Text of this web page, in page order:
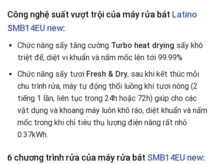
Công nghệ suất vượt trội của máy rửa bát Latino
SMB14EU new:
Chức năng sấy tăng cường Turbo heat drying sấy khô
triệt để, diệt vi khuẩn và nấm mốc lên tới 99.99%
Chức năng sấy tươi Fresh & Dry, sau khi kết thúc mỗi
chu trình rửa, máy tự động thổi luồng khí tươi nóng (2
tiếng 1 lần, liên tục trong 24h hoặc 72h) giúp cho các
vật dụng và khoang máy luôn khô ráo, diệt khuẩn và nấm
mốc trong khi chỉ tiêu thụ lượng điện năng rất nhỏ
0.37kWh.
6 chương trình rửa của máy rửa bát SMB14EU new: